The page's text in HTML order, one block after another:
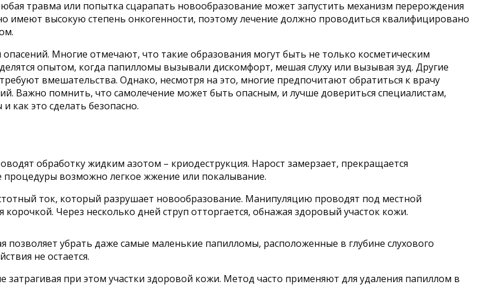
травма или попытка сцарапать новообразование может запустить механизм перерождения
высокую степень онкогенности, поэтому лечение должно проводиться квалифицировано
Многие отмечают, что такие образования могут быть не только косметическим
опытом, когда папилломы вызывали дискомфорт, мешая слуху или вызывая зуд. Другие
вмешательства. Однако, несмотря на это, многие предпочитают обратиться к врачу
Важно помнить, что самолечение может быть опасным, и лучше довериться специалистам,
как это сделать безопасно.
обработку жидким азотом – криодеструкция. Нарост замерзает, прекращается
процедуры возможно легкое жжение или покалывание.
ток, который разрушает новообразование. Манипуляцию проводят под местной
Через несколько дней струп отторгается, обнажая здоровый участок кожи.
убрать даже самые маленькие папилломы, расположенные в глубине слухового
не остается.
затрагивая при этом участки здоровой кожи. Метод часто применяют для удаления папиллом в